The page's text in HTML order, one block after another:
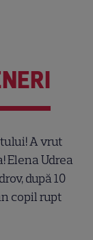
A vrut
Elena Udrea
după 10
copil rupt